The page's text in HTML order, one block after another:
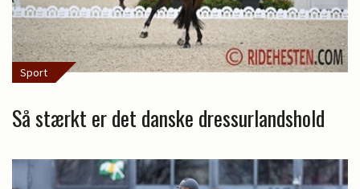
Sport
Så stærkt er det danske dressurlandshold